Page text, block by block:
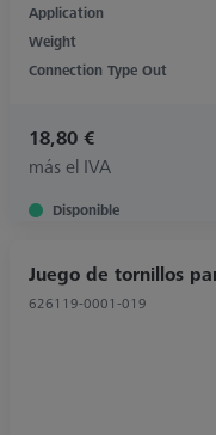
Application
Weight
Connection Type Out
18,80 €
más el IVA
Disponible
Juego de tornillos
626119-0001-019